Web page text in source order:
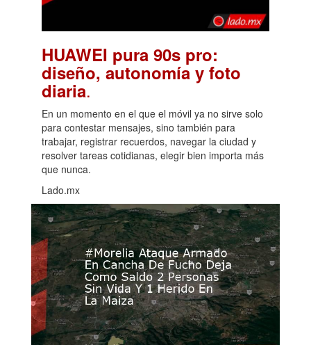
HUAWEI pura 90s pro:
diseño, autonomía y foto
diaria.
En un momento en el que el móvil ya no sirve solo
para contestar mensajes, sino también para
trabajar, registrar recuerdos, navegar la ciudad y
resolver tareas cotidianas, elegir bien importa más
que nunca.
Lado.mx